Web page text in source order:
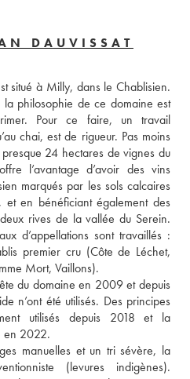
DAUVISSAT
situé à Milly, dans le Chablisien.
philosophie de ce domaine est
Pour ce faire, un travail
chai, est de rigueur. Pas moins
24 hectares de vignes du
l’avantage d’avoir des vins
marqués par les sols calcaires
et en bénéficiant également des
rives de la vallée du Serein.
d’appellations sont travaillés :
premier cru (Côte de Léchet,
Mort, Vaillons).
du domaine en 2009 et depuis
n’ont été utilisés. Des principes
utilisés depuis 2018 et la
en 2022.
manuelles et un tri sévère, la
(levures indigènes).